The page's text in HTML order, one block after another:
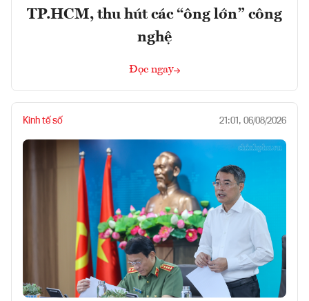
TP.HCM, thu hút các “ông lớn” công
nghệ
Đọc ngay
Kinh tế số 21:01, 06/08/2026